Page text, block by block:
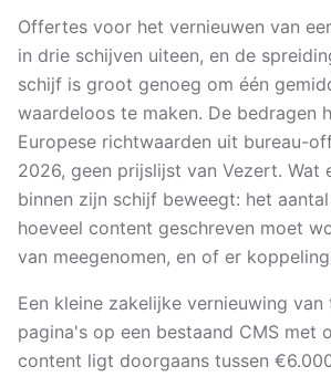
Offertes voor het vernieuwen van
in drie schijven uiteen, en de
schijf is groot genoeg om één
waardeloos te maken. De bedragen
Europese richtwaarden uit bureau-
2026, geen prijslijst van Vezert. Wat
binnen zijn schijf beweegt: het
hoeveel content geschreven moet
van meegenomen, en of er
Een kleine zakelijke vernieuwing
pagina's op een bestaand CMS met
content ligt doorgaans tussen